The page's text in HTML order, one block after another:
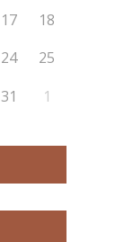
17
18
24
25
31 1